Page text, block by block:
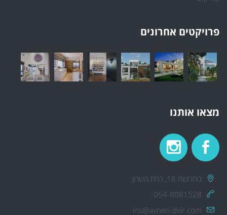
פרויקטים אחרונים
מצאו אותנו
החרושת 18, רמת השרון
054-8081528
iris@avneri-dvir.com